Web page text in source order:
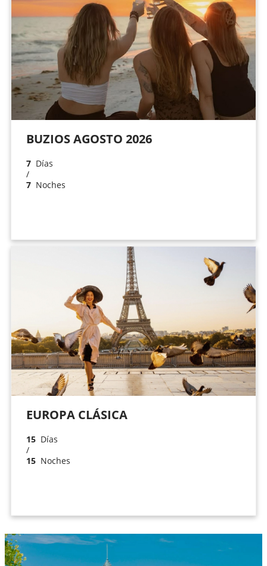
BUZIOS AGOSTO 2026
7 Días
/
7 Noches
EUROPA CLÁSICA
15 Días
/
15 Noches